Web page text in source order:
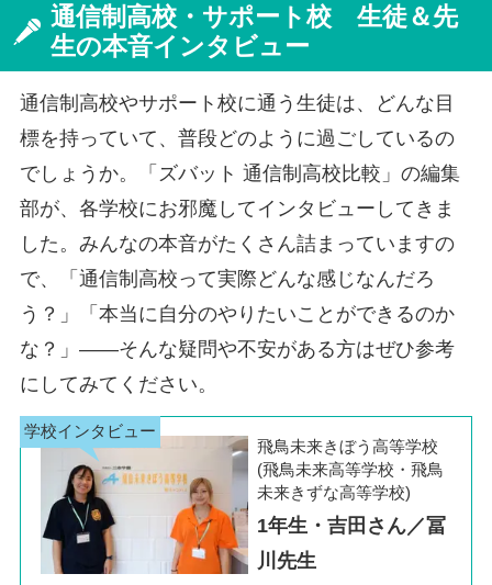
通信制高校・サポート校 生徒＆先
生の本音インタビュー
通信制高校やサポート校に通う生徒は、どんな目
標を持っていて、普段どのように過ごしているの
でしょうか。「ズバット 通信制高校比較」の編集
部が、各学校にお邪魔してインタビューしてきま
した。みんなの本音がたくさん詰まっていますの
で、「通信制高校って実際どんな感じなんだろ
う？」「本当に自分のやりたいことができるのか
な？」――そんな疑問や不安がある方はぜひ参考
にしてみてください。
飛鳥未来きぼう高等学校
(飛鳥未来高等学校・飛鳥
未来きずな高等学校)
1年生・吉田さん／冨
川先生